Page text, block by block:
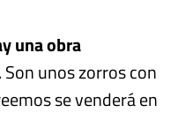
una obra
. Son unos zorros con
se venderá en